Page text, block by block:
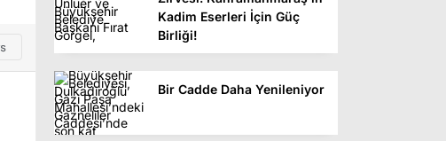
Kadim Eserleri İçin Güç
Birliği!
Bir Cadde Daha Yenileniyor